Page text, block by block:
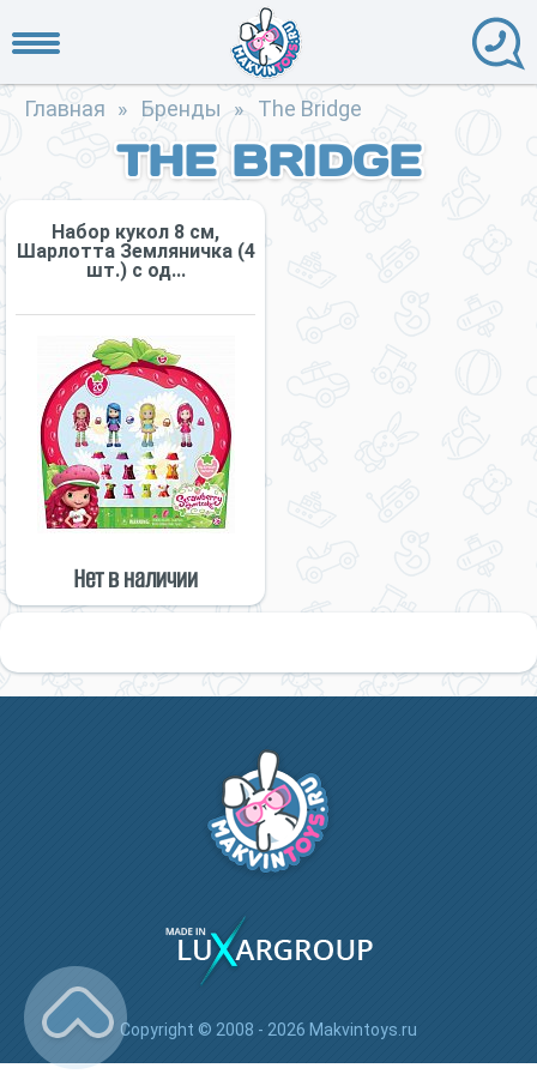
Главная » Бренды » The Bridge
THE BRIDGE
Набор кукол 8 см,
Шарлотта Земляничка (4
шт.) с од...
Нет в наличии
Copyright © 2008 - 2026 Makvintoys.ru